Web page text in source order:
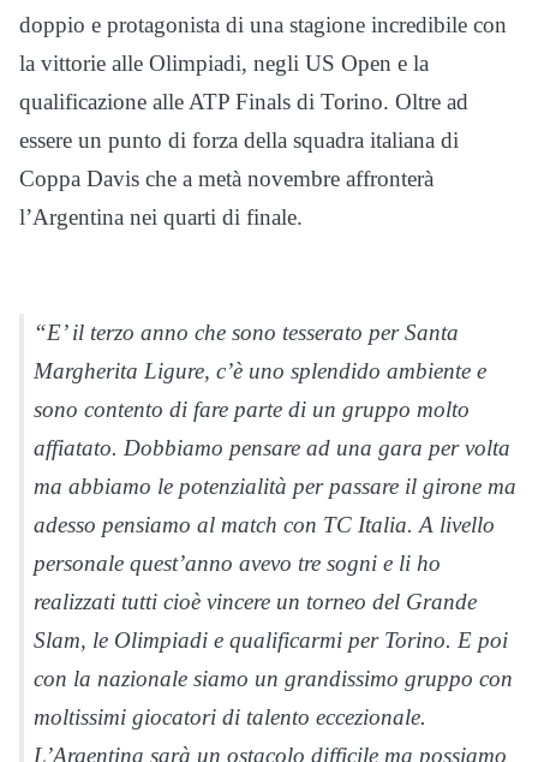
doppio e protagonista di una stagione incredibile con
la vittorie alle Olimpiadi, negli US Open e la
qualificazione alle ATP Finals di Torino. Oltre ad
essere un punto di forza della squadra italiana di
Coppa Davis che a metà novembre affronterà
l’Argentina nei quarti di finale.
“E’ il terzo anno che sono tesserato per Santa
Margherita Ligure, c’è uno splendido ambiente e
sono contento di fare parte di un gruppo molto
affiatato. Dobbiamo pensare ad una gara per volta
ma abbiamo le potenzialità per passare il girone ma
adesso pensiamo al match con TC Italia. A livello
personale quest’anno avevo tre sogni e li ho
realizzati tutti cioè vincere un torneo del Grande
Slam, le Olimpiadi e qualificarmi per Torino. E poi
con la nazionale siamo un grandissimo gruppo con
moltissimi giocatori di talento eccezionale.
L’Argentina sarà un ostacolo difficile ma possiamo